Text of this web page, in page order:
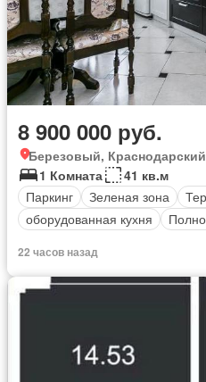
8 900 000 руб.
Березовый,
1 Комната
41 кв.м
Паркинг
Зеленая зона
оборудованная кухня
22 часов назад